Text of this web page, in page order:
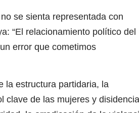
se sienta representada con
“El relacionamiento político del
error que cometimos
la estructura partidaria, la
clave de las mujeres y